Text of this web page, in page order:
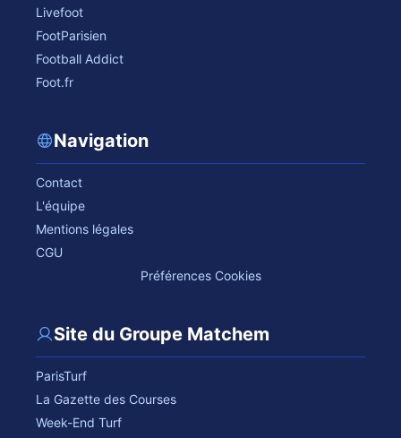
Livefoot
FootParisien
Football Addict
Foot.fr
Navigation
Contact
L'équipe
Mentions légales
CGU
Préférences Cookies
Site du Groupe Matchem
ParisTurf
La Gazette des Courses
Week-End Turf